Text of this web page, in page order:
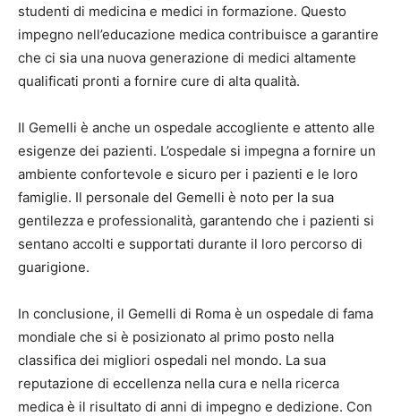
studenti di medicina e medici in formazione. Questo
impegno nell’educazione medica contribuisce a garantire
che ci sia una nuova generazione di medici altamente
qualificati pronti a fornire cure di alta qualità.
Il Gemelli è anche un ospedale accogliente e attento alle
esigenze dei pazienti. L’ospedale si impegna a fornire un
ambiente confortevole e sicuro per i pazienti e le loro
famiglie. Il personale del Gemelli è noto per la sua
gentilezza e professionalità, garantendo che i pazienti si
sentano accolti e supportati durante il loro percorso di
guarigione.
In conclusione, il Gemelli di Roma è un ospedale di fama
mondiale che si è posizionato al primo posto nella
classifica dei migliori ospedali nel mondo. La sua
reputazione di eccellenza nella cura e nella ricerca
medica è il risultato di anni di impegno e dedizione. Con